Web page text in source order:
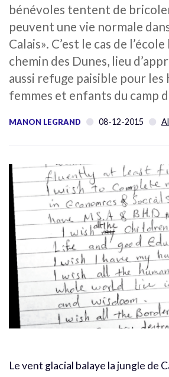
bénévoles tentent de
peuvent une vie normale
Calais». C’est le cas de
chemin des Dunes, lieu
aussi refuge paisible pour les
femmes et enfants du camp
MANON LEGRAND 08-12-2015
Le vent glacial balaye la jungle de